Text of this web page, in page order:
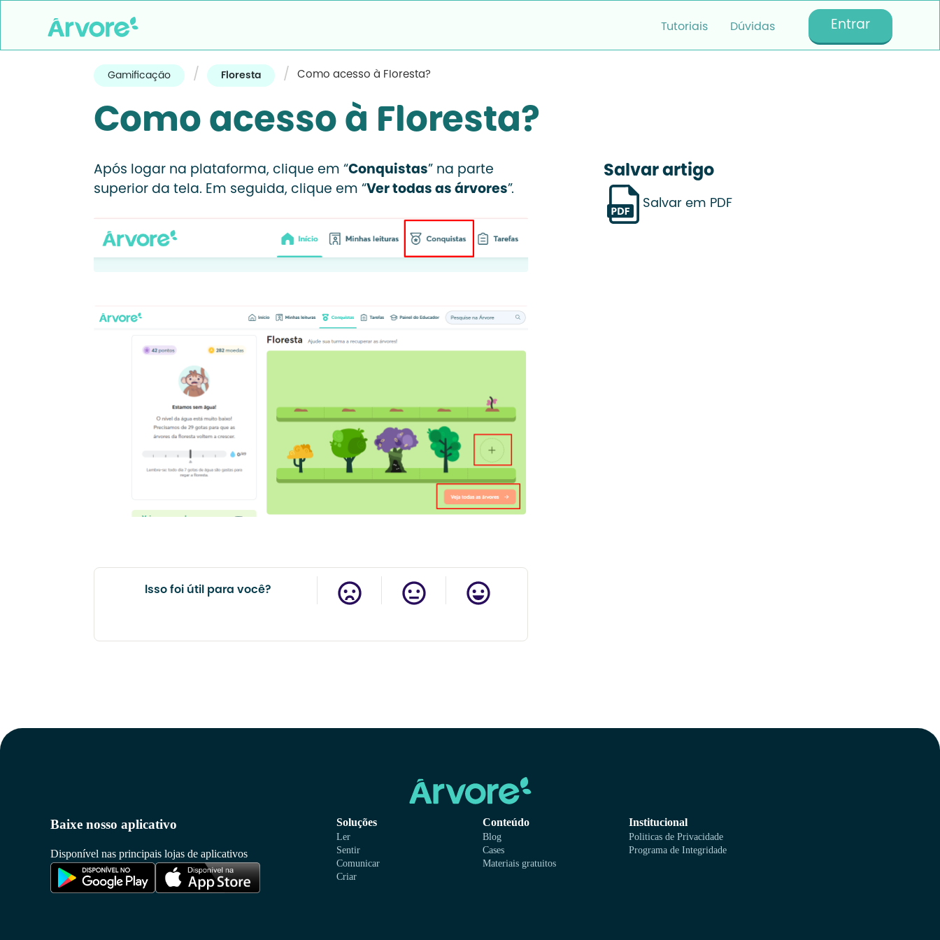
Tutoriais Dúvidas Entrar
Gamificação / Floresta / Como acesso à Floresta?
Como acesso à Floresta?
Após logar na plataforma, clique em “Conquistas” na parte
superior da tela. Em seguida, clique em “Ver todas as árvores”.
Isso foi útil para você?
Salvar artigo
Salvar em PDF
Baixe nosso aplicativo
Disponível nas principais lojas de aplicativos
Soluções
Ler
Sentir
Comunicar
Criar
Conteúdo
Blog
Cases
Materiais gratuitos
Institucional
Politicas de Privacidade
Programa de Integridade